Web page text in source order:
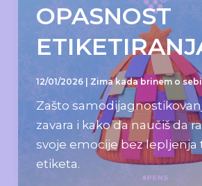
OPASNOST
12/01/2026 Zima kada brinem o sebi
Zašto
zavara i kako da naučiš da
svoje emocije bez lepljenja
etiketa.